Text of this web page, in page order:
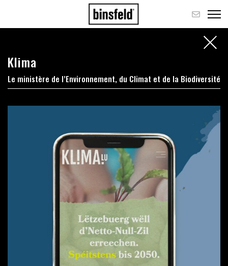
Klima
Le ministère de l’Environnement, du Climat et de la Biodiversité